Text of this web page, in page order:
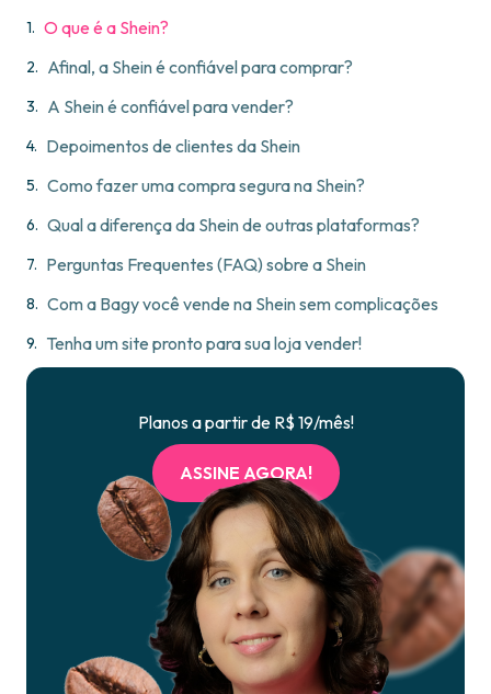
O que é a Shein?
Afinal, a Shein é confiável para comprar?
A Shein é confiável para vender?
Depoimentos de clientes da Shein
Como fazer uma compra segura na Shein?
Qual a diferença da Shein de outras plataformas?
Perguntas Frequentes (FAQ) sobre a Shein
Com a Bagy você vende na Shein sem complicações
Tenha um site pronto para sua loja vender!
Planos a partir de R$ 19/mês!
ASSINE AGORA!